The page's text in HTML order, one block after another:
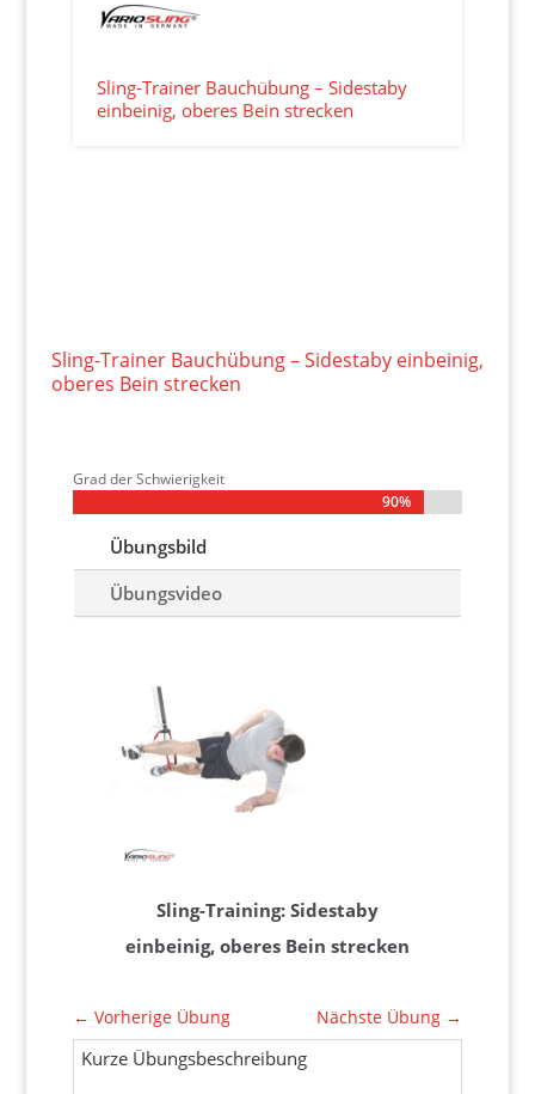
Sling-Trainer Bauchübung – Sidestaby
einbeinig, oberes Bein strecken
Sling-Trainer Bauchübung – Sidestaby einbeinig,
oberes Bein strecken
Grad der Schwierigkeit
90%
90%
Übungsbild
Übungsvideo
Sling-Training: Sidestaby
einbeinig, oberes Bein strecken
← Vorherige Übung Nächste Übung →
Kurze Übungsbeschreibung